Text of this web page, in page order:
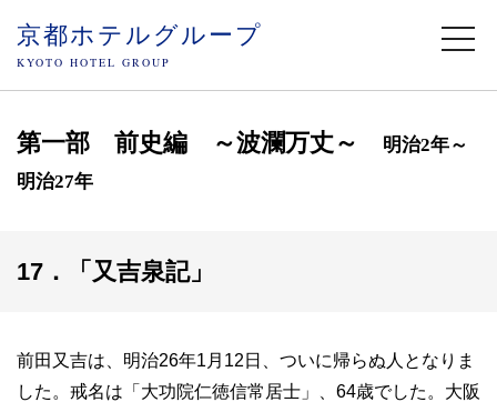
京都ホテルグループ
KYOTO HOTEL GROUP
第一部 前史編 ～波瀾万丈～
明治2年～
明治27年
17．「又吉泉記」
前田又吉は、明治26年1月12日、ついに帰らぬ人となりま
した。戒名は「大功院仁徳信常居士」、64歳でした。大阪